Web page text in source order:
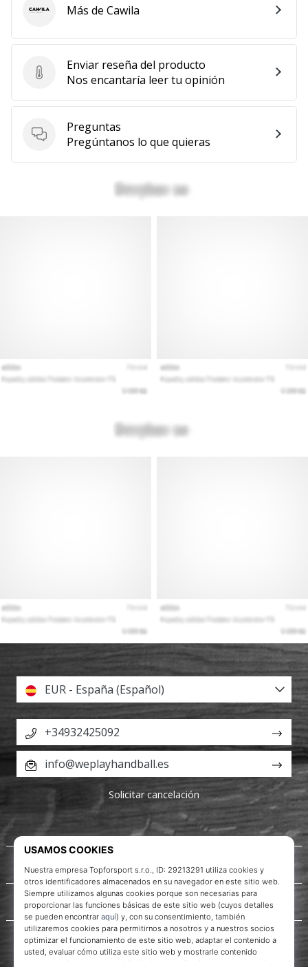
Enviar reseña del producto
Enviar reseña del producto
Nos encantaría leer tu opinión
Preguntas
Preguntas
Pregúntanos lo que quieras
CawilaMás de Cawila
Acerca de nosotros
Servicio al cliente
EUR - España (Español)
+34932425092
info@weplayhandball.es
Solicitar cancelación